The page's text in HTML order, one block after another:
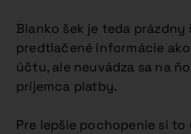
Bianko šek je teda
predtlačené informácie
účtu, ale neuvádza sa na
príjemca platby.
Pre lepšie pochopenie si to